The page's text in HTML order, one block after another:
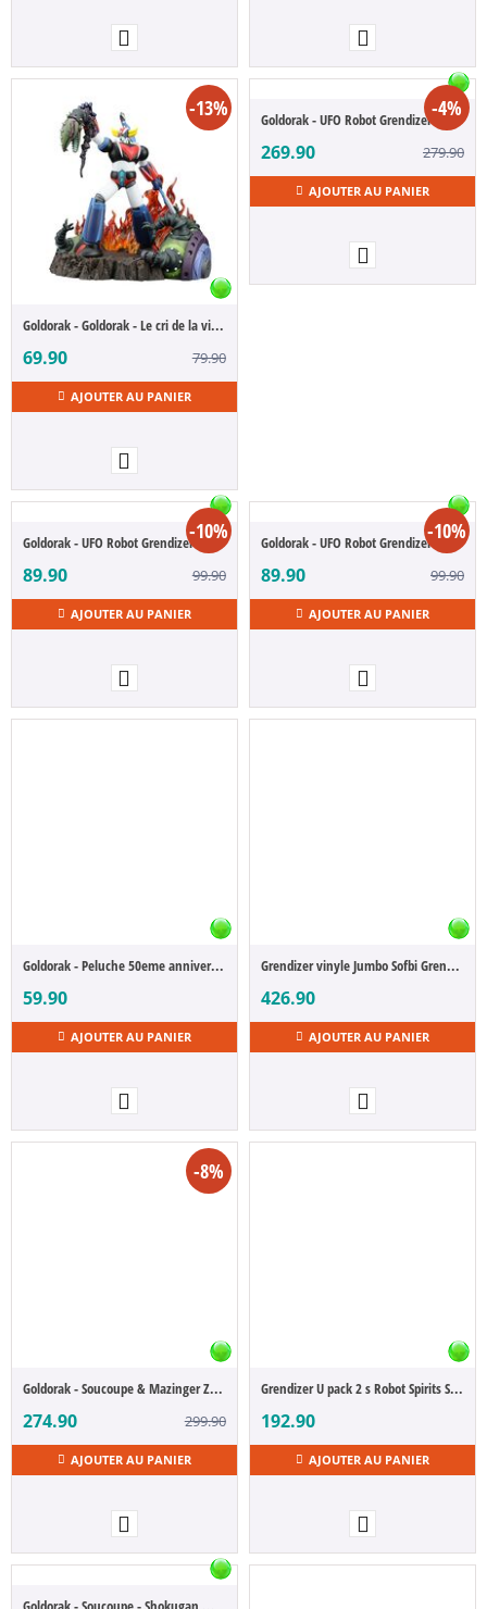
-13%
Goldorak - Goldorak - Le cri de la victoire (S Selection)
69.90 79.90
AJOUTER AU PANIER
-4%
Goldorak - UFO Robot Grendizer Manga. Version
269.90 279.90
AJOUTER AU PANIER
-10%
Goldorak - UFO Robot Grendizer Comics. Version
89.90 99.90
AJOUTER AU PANIER
-10%
Goldorak - UFO Robot Grendizer Metallic. Version
89.90 99.90
AJOUTER AU PANIER
Goldorak - Peluche 50eme anniversaire Mocchi-Mocchi
59.90
AJOUTER AU PANIER
Grendizer vinyle Jumbo Sofbi Grendizer U 64 cm
426.90
AJOUTER AU PANIER
-8%
Goldorak - Soucoupe & Mazinger Z set (Robot Spirits)
274.90 299.90
AJOUTER AU PANIER
Grendizer U pack 2 s Robot Spirits Spazer & Mazinger Z Side Super 15 cm
192.90
AJOUTER AU PANIER